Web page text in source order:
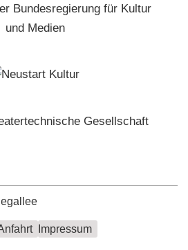
Impressum